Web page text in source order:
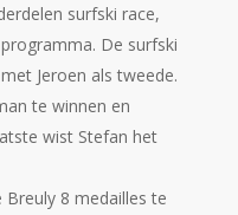
surfski race,
De surfski
Jeroen als tweede.
te winnen en
wist Stefan het
8 medailles te